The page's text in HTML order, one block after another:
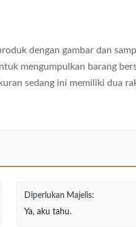
dengan gambar dan
mengumpulkan barang
sedang ini memiliki dua
Diperlukan Majelis:
Ya, aku tahu.